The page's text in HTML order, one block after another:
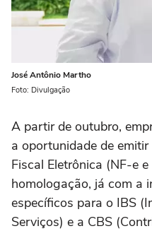
José Antônio Martho
Foto: Divulgação
A partir de outubro,
a oportunidade de
Fiscal Eletrônica (NF-e
homologação, já com a
específicos para o IBS
Serviços) e a CBS